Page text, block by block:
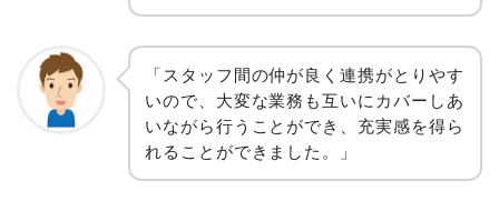
「スタッフ間の仲が良く連携がとりやす
いので、大変な業務も互いにカバーしあ
いながら行うことができ、充実感を得ら
れることができました。」